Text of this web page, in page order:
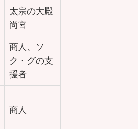
太宗の大殿
尚宮
商人、ソ
ク・グの支
援者
商人